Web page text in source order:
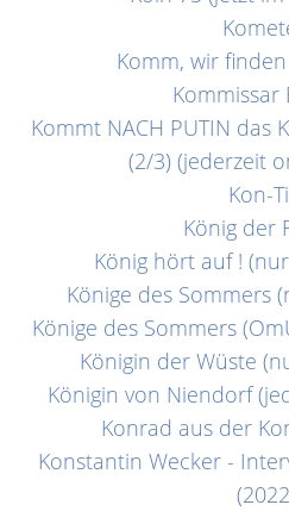
Komm, wir
Kommissar
Kommt NACH PUTIN das
(2/3) (jederzeit
Kon-
König der
König hört auf !
Könige des Sommers
Könige des Sommers
Königin der Wüste
Königin von Niendorf
Konrad aus der
Konstantin Wecker -